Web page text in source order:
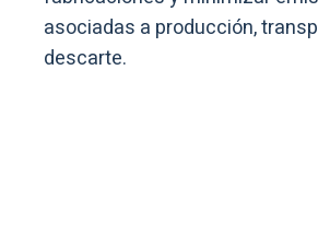
asociadas a producción,
descarte.